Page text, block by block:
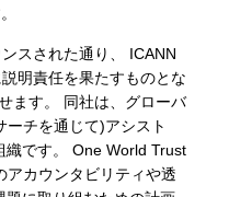
スされた通り、 ICANN
明責任を果たすものとな
ます。 同社は、グローバ
ーチを通じて)アシスト
織です。 One World Trust
アカウンタビリティや透